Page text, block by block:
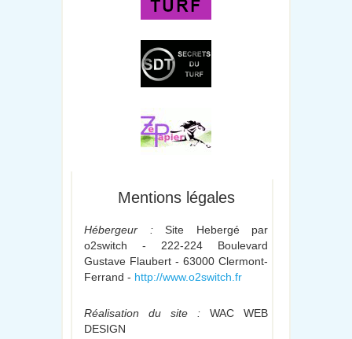
Mentions légales
Hébergeur :Site Hebergé par
o2switch - 222-224 Boulevard
Gustave Flaubert - 63000 Clermont-
Ferrand - http://www.o2switch.fr
Réalisation du site : WAC WEB
DESIGN